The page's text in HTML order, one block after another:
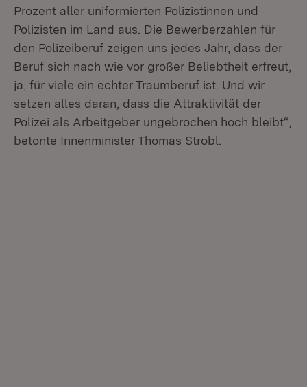
Prozent aller uniformierten Polizistinnen und
Polizisten im Land aus. Die Bewerberzahlen für
den Polizeiberuf zeigen uns jedes Jahr, dass der
Beruf sich nach wie vor großer Beliebtheit erfreut,
ja, für viele ein echter Traumberuf ist. Und wir
setzen alles daran, dass die Attraktivität der
Polizei als Arbeitgeber ungebrochen hoch bleibt“,
betonte Innenminister Thomas Strobl.